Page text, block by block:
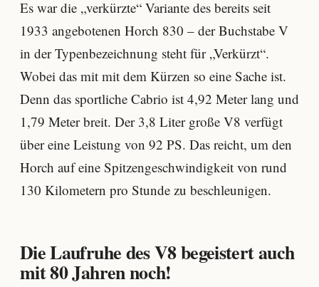
Es war die „verkürzte“ Variante des bereits seit
1933 angebotenen Horch 830 – der Buchstabe V
in der Typenbezeichnung steht für „Verkürzt“.
Wobei das mit mit dem Kürzen so eine Sache ist.
Denn das sportliche Cabrio ist 4,92 Meter lang und
1,79 Meter breit. Der 3,8 Liter große V8 verfügt
über eine Leistung von 92 PS. Das reicht, um den
Horch auf eine Spitzengeschwindigkeit von rund
130 Kilometern pro Stunde zu beschleunigen.
Die Laufruhe des V8 begeistert auch
mit 80 Jahren noch!